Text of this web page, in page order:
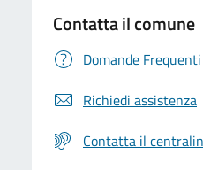
Contatta il comune
Domande Frequenti
Richiedi assistenza
Contatta il